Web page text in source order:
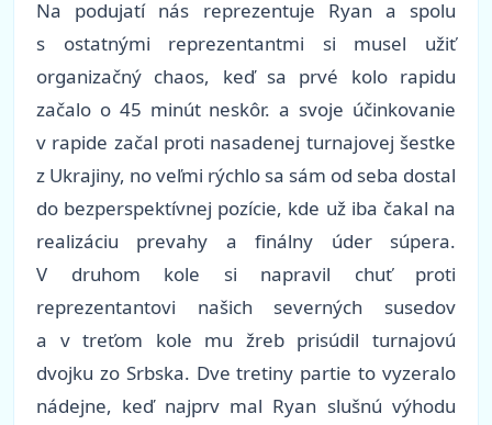
Na podujatí nás reprezentuje Ryan a spolu
s ostatnými reprezentantmi si musel užiť
organizačný chaos, keď sa prvé kolo rapidu
začalo o 45 minút neskôr. a svoje účinkovanie
v rapide začal proti nasadenej turnajovej šestke
z Ukrajiny, no veľmi rýchlo sa sám od seba dostal
do bezperspektívnej pozície, kde už iba čakal na
realizáciu prevahy a finálny úder súpera.
V druhom kole si napravil chuť proti
reprezentantovi našich severných susedov
a v treťom kole mu žreb prisúdil turnajovú
dvojku zo Srbska. Dve tretiny partie to vyzeralo
nádejne, keď najprv mal Ryan slušnú výhodu